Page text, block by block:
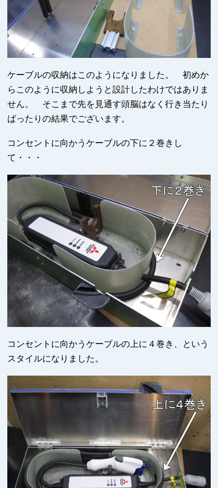
ケーブルの収納はこのようになりました。 初めか
らこのように収納しようと設計したわけではありま
せん。 そこまで先を見通す頭脳はなく行き当たり
ばったりの結果でございます。
コンセントに向かうケーブルの下に２巻きし
て・・・
コンセントに向かうケーブルの上に４巻き、という
スタイルになりました。